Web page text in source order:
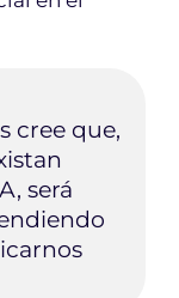
cree que,
será